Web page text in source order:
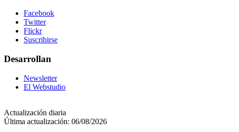
Facebook
Twitter
Flickr
Suscribirse
Desarrollan
Newsletter
El Webstudio
Actualización diaria
Última actualización: 06/08/2026